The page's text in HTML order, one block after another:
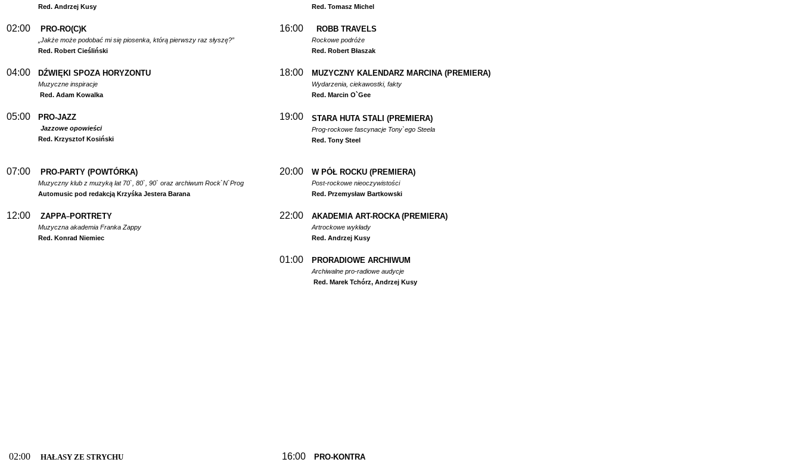
Red. Andrzej Kusy
Red. Tomasz Michel
02:00 PRO-RO(C)K
„Jakże może podobać mi się piosenka, którą pierwszy raz słyszę?”
Red. Robert Cieśliński
16:00 ROBB TRAVELS
Rockowe podróże
Red. Robert Błaszak
04:00 DŹWIĘKI SPOZA HORYZONTU
Muzyczne inspiracje
Red. Adam Kowalka
18:00 MUZYCZNY KALENDARZ MARCINA (PREMIERA)
Wydarzenia, ciekawostki, fakty
Red. Marcin O`Gee
05:00 PRO-JAZZ
Jazzowe opowieści
Red. Krzysztof Kosiński
19:00 STARA HUTA STALI (PREMIERA)
Prog-rockowe fascynacje Tony`ego Steela
Red. Tony Steel
07:00 PRO-PARTY (POWTÓRKA)
Muzyczny klub z muzyką lat 70`, 80`, 90` oraz archiwum Rock`N`Prog
Automusic pod redakcją Krzyśka Jestera Barana
20:00 W PÓŁ ROCKU (PREMIERA)
Post-rockowe nieoczywistości
Red. Przemysław Bartkowski
12:00 ZAPPA–PORTRETY
Muzyczna akademia Franka Zappy
Red. Konrad Niemiec
22:00 AKADEMIA ART-ROCKA (PREMIERA)
Artrockowe wykłady
Red. Andrzej Kusy
01:00 PRORADIOWE ARCHIWUM
Archiwalne pro-radiowe audycje
Red. Marek Tchórz, Andrzej Kusy
02:00 HAŁASY ZE STRYCHU 16:00 PRO-KONTRA